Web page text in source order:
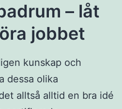
– låt
jobbet
kunskap och
dessa olika
alltså alltid en bra idé